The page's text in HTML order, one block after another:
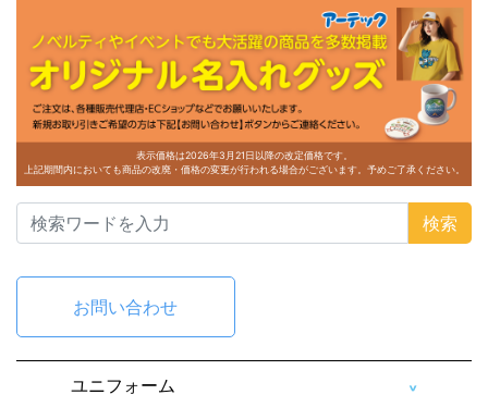
表示価格は2026年3月21日以降の改定価格です。
上記期間内においても商品の改廃・価格の変更が行われる場合がございます。予めご了承ください。
検索
お問い合わせ
ユニフォーム